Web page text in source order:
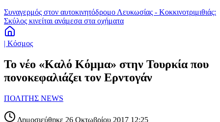
Συναγερμός στον αυτοκινητόδρομο Λευκωσίας - Κοκκινοτριμιθιάς:
Σκύλος κινείται ανάμεσα στα οχήματα
| Κόσμος
Το νέο «Καλό Κόμμα» στην Τουρκία που
πονοκεφαλιάζει τον Ερντογάν
ΠΟΛΙΤΗΣ NEWS
Δημοσιεύθηκε 26 Οκτωβρίου 2017 12:25